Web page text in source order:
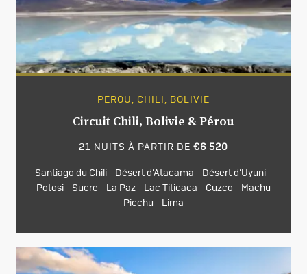
PEROU, CHILI, BOLIVIE
Circuit Chili, Bolivie & Pérou
21 NUITS À PARTIR DE €6 520
Santiago du Chili - Désert d’Atacama - Désert d’Uyuni -
Potosi - Sucre - La Paz - Lac Titicaca - Cuzco - Machu
Picchu - Lima